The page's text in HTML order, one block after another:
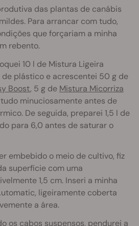
das plantas de canábis
Para arrancar com tudo,
que forçariam a minha
rebento.
10 l de Mistura Ligeira
de plástico e acrescentei 50 g de
Boost, 5 g de Mistura Micorriza
minuciosamente antes de
De seguida, preparei 1,5 l de
para 6,0 antes de saturar o
embebido o meio de cultivo, fiz
superfície com uma
1,5 cm. Inseri a minha
ligeiramente coberta
a área.
os cabos suspensos, pendurei a